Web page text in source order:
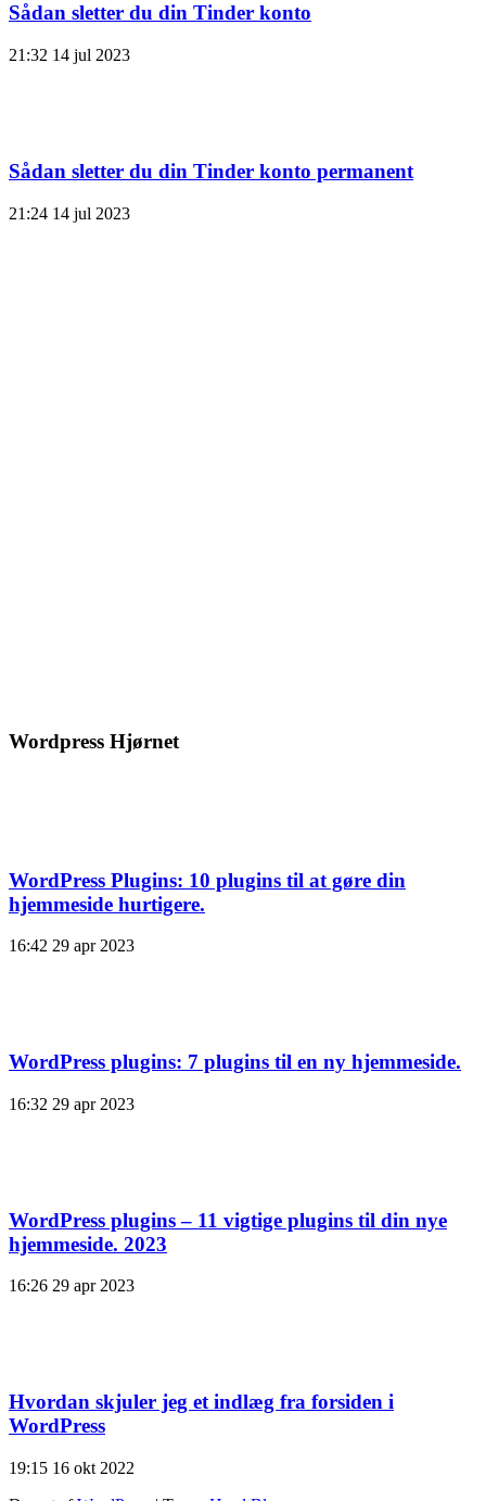
Sådan sletter du din Tinder konto
21:32 14 jul 2023
Sådan sletter du din Tinder konto permanent
21:24 14 jul 2023
Wordpress Hjørnet
WordPress Plugins: 10 plugins til at gøre din
hjemmeside hurtigere.
16:42 29 apr 2023
WordPress plugins: 7 plugins til en ny hjemmeside.
16:32 29 apr 2023
WordPress plugins – 11 vigtige plugins til din nye
hjemmeside. 2023
16:26 29 apr 2023
Hvordan skjuler jeg et indlæg fra forsiden i
WordPress
19:15 16 okt 2022